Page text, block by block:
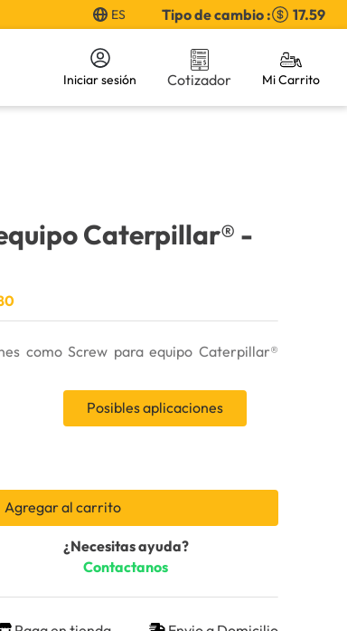
ES Tipo de cambio : 17.59
Iniciar sesión Cotizador
Caterpillar® -
como Screw para equipo Caterpillar®
Posibles aplicaciones
Agregar al carrito
¿Necesitas ayuda?
Contactanos